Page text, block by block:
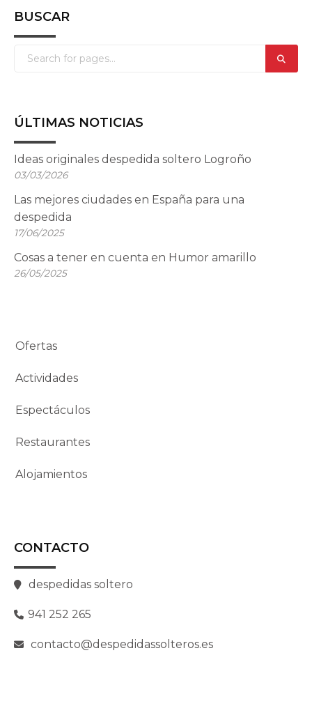
BUSCAR
ÚLTIMAS NOTICIAS
Ideas originales despedida soltero Logroño
03/03/2026
Las mejores ciudades en España para una
despedida
17/06/2025
Cosas a tener en cuenta en Humor amarillo
26/05/2025
Ofertas
Actividades
Espectáculos
Restaurantes
Alojamientos
CONTACTO
despedidas soltero
941 252 265
contacto@despedidassolteros.es